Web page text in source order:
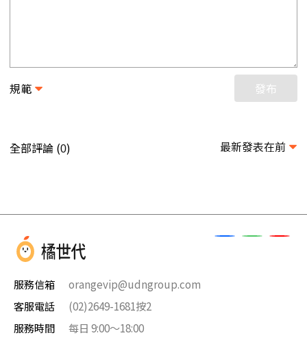
規範 發布
全部評論 (0) 最新發表在前
服務信箱
orangevip@udngroup.com
客服電話
(02)2649-1681按2
服務時間
每日 9:00～18:00